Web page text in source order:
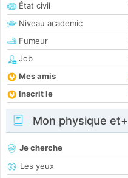
État civil
Niveau academic
Fumeur
Job
Mes amis
Inscrit le
Mon physique et+
Je cherche
Les yeux